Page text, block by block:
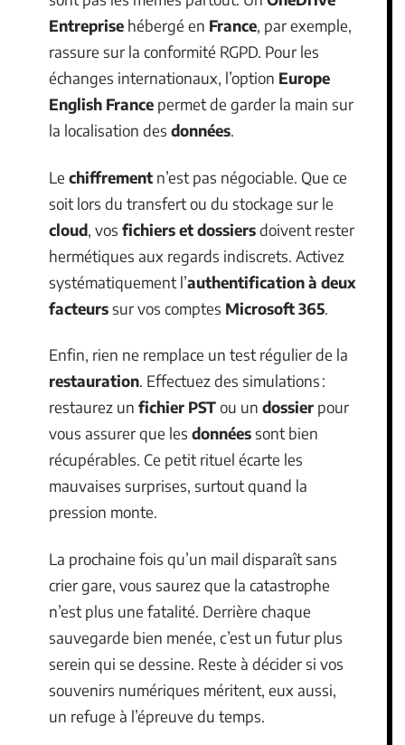
Entreprise hébergé en France, par exemple,
rassure sur la conformité RGPD. Pour les
échanges internationaux, l’option Europe
English France permet de garder la main sur
la localisation des données.
Le chiffrement n’est pas négociable. Que ce
soit lors du transfert ou du stockage sur le
cloud, vos fichiers et dossiersdoivent rester
hermétiques aux regards indiscrets. Activez
systématiquement l’authentification à deux
facteurssur vos comptes Microsoft 365.
Enfin, rien ne remplace un test régulier de la
restauration. Effectuez des simulations :
restaurez un fichier PSTou un dossier pour
vous assurer que les donnéessont bien
récupérables. Ce petit rituel écarte les
mauvaises surprises, surtout quand la
pression monte.
La prochaine fois qu’un mail disparaît sans
crier gare, vous saurez que la catastrophe
n’est plus une fatalité. Derrière chaque
sauvegarde bien menée, c’est un futur plus
serein qui se dessine. Reste à décider si vos
souvenirs numériques méritent, eux aussi,
un refuge à l’épreuve du temps.